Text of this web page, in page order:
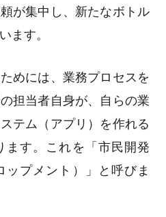
が集中し、新たなボトル
ます。
めには、業務プロセスを
担当者自身が、自らの業
テム（アプリ）を作れる
ます。これを「市民開発
ップメント）」と呼びま